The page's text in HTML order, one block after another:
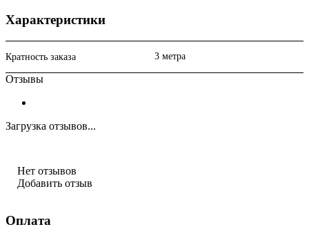
Характеристики
Кратность заказа 3 метра
Отзывы
Загрузка отзывов...
Нет отзывов
Добавить отзыв
Оплата